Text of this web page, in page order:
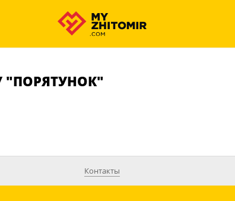
"ПОРЯТУНОК"
Контакты